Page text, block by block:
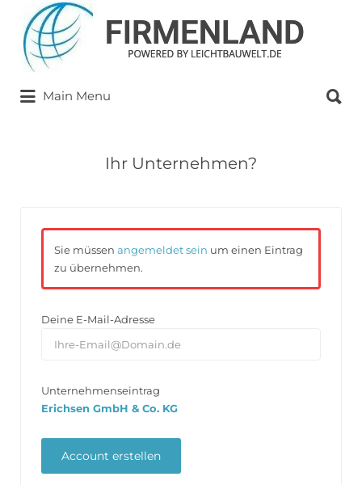
Suchen
nach:
Main Menu
nach:
Ihr Unternehmen?
Sie müssen angemeldet sein um einen Eintrag
zu übernehmen.
Deine E-Mail-Adresse
Unternehmenseintrag
Erichsen GmbH & Co. KG